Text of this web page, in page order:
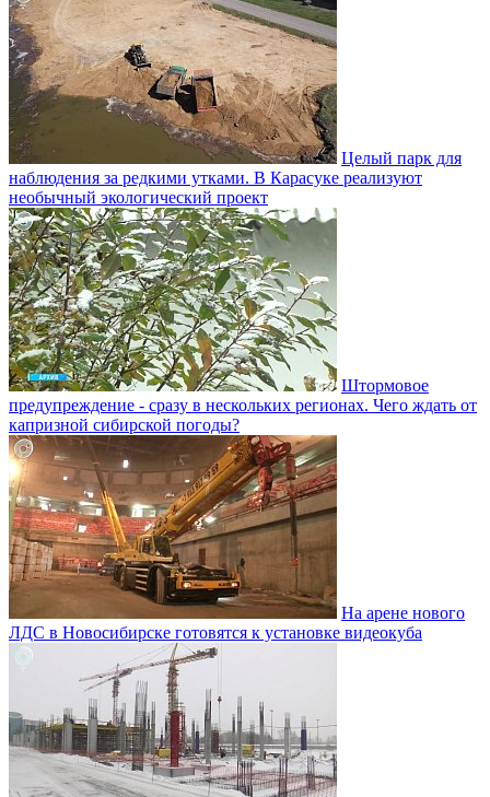
Целый парк для
наблюдения за редкими утками. В Карасуке реализуют
необычный экологический проект
Штормовое
предупреждение - сразу в нескольких регионах. Чего ждать от
капризной сибирской погоды?
На арене нового
ЛДС в Новосибирске готовятся к установке видеокуба